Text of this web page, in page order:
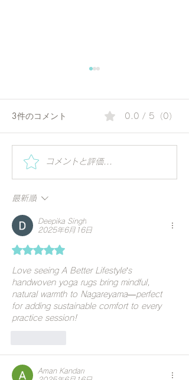
JYSF代表団、駐日インド
大使 Sibi George 閣下を
表敬訪問
3件のコメント 0.0 / 5（0）
コメントと評価...
最新順
Deepika Singh
2025年6月16日
5つ星のうち5と評価されています。
Love seeing A Better Lifestyle’s
handwoven yoga rugs bring mindful,
natural warmth to Nagareyama—perfect
for adding sustainable comfort to every
practice session!
Aman Kandari